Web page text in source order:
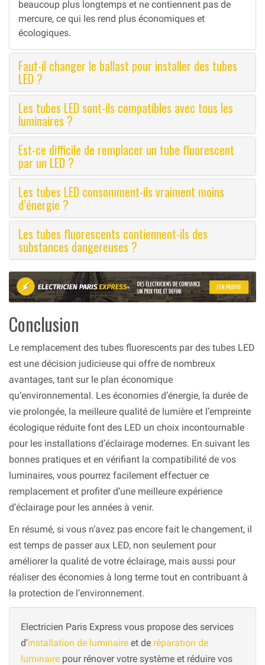
beaucoup plus longtemps et ne contiennent pas de
mercure, ce qui les rend plus économiques et
écologiques.
Faut-il changer le ballast pour installer des tubes
LED ?
Les tubes LED sont-ils compatibles avec tous les
luminaires ?
Est-ce difficile de remplacer un tube fluorescent
par un LED ?
Les tubes LED consomment-ils vraiment moins
d’énergie ?
Les tubes fluorescents contiennent-ils des
substances dangereuses ?
Conclusion
Le remplacement des tubes fluorescents par des tubes LED
est une décision judicieuse qui offre de nombreux
avantages, tant sur le plan économique
qu’environnemental. Les économies d’énergie, la durée de
vie prolongée, la meilleure qualité de lumière et l’empreinte
écologique réduite font des LED un choix incontournable
pour les installations d’éclairage modernes. En suivant les
bonnes pratiques et en vérifiant la compatibilité de vos
luminaires, vous pourrez facilement effectuer ce
remplacement et profiter d’une meilleure expérience
d’éclairage pour les années à venir.
En résumé, si vous n’avez pas encore fait le changement, il
est temps de passer aux LED, non seulement pour
améliorer la qualité de votre éclairage, mais aussi pour
réaliser des économies à long terme tout en contribuant à
la protection de l’environnement.
Electricien Paris Express vous propose des services
d'installation de luminaire et de réparation de
luminaire pour rénover votre système et réduire vos